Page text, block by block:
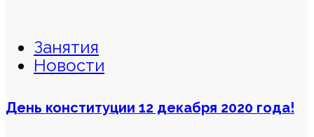
Занятия
Новости
День конституции 12 декабря 2020 года!